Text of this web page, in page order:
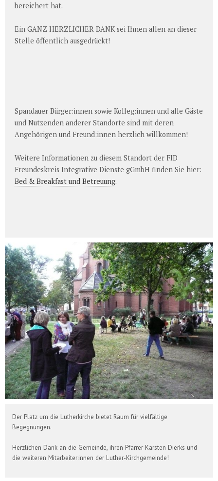
bereichert hat.
Ein GANZ HERZLICHER DANK sei Ihnen allen an dieser
Stelle öffentlich ausgedrückt!
Spandauer Bürger:innen sowie Kolleg:innen und alle Gäste
und Nutzenden anderer Standorte sind mit deren
Angehörigen und Freund:innen herzlich willkommen!
Weitere Informationen zu diesem Standort der FID
Freundeskreis Integrative Dienste gGmbH finden Sie hier:
Bed & Breakfast und Betreuung.
Der Platz um die Lutherkirche bietet Raum für vielfältige
Begegnungen.
Herzlichen Dank an die Gemeinde, ihren Pfarrer Karsten Dierks und
die weiteren Mitarbeiter:innen der Luther-Kirchgemeinde!